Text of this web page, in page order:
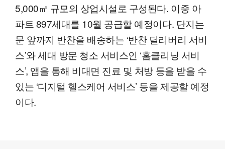
5,000㎡ 규모의 상업시설로 구성된다. 이중 아
파트 897세대를 10월 공급할 예정이다. 단지는
문 앞까지 반찬을 배송하는 ‘반찬 딜리버리 서비
스’와 세대 방문 청소 서비스인 ‘홈클리닝 서비
스’, 앱을 통해 비대면 진료 및 처방 등을 받을 수
있는 ‘디지털 헬스케어 서비스’ 등을 제공할 예정
이다.